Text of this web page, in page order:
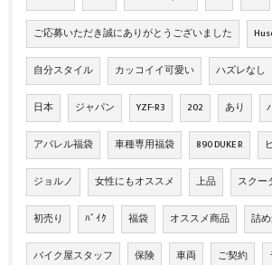
ご応募いただき誠にありがとうございました
自分スタイル カッコイイ可愛い ハズレなし
日本 ジャパン YZF-R3 202 あり
アパレル福袋 車種専用福袋 890 DUKE R
ジョルノ 女性にもオススメ 上品 スクー
初売り ﾊﾞｲｸ 福袋 オススメ商品 詰
バイク屋スタッフ 保険 車両 ご契約